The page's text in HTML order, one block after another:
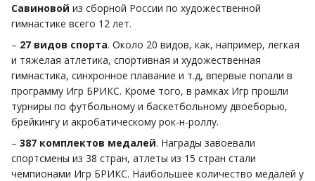
Савиновой из сборной России по художественной
гимнастике всего 12 лет.
– 27 видов спорта. Около 20 видов, как, например, легкая
и тяжелая атлетика, спортивная и художественная
гимнастика, синхронное плавание и т.д, впервые попали в
программу Игр БРИКС. Кроме того, в рамках Игр прошли
турниры по футбольному и баскетбольному двоеборью,
брейкингу и акробатическому рок-н-роллу.
– 387 комплектов медалей. Награды завоевали
спортсмены из 38 стран, атлеты из 15 стран стали
чемпионами Игр БРИКС. Наибольшее количество медалей у